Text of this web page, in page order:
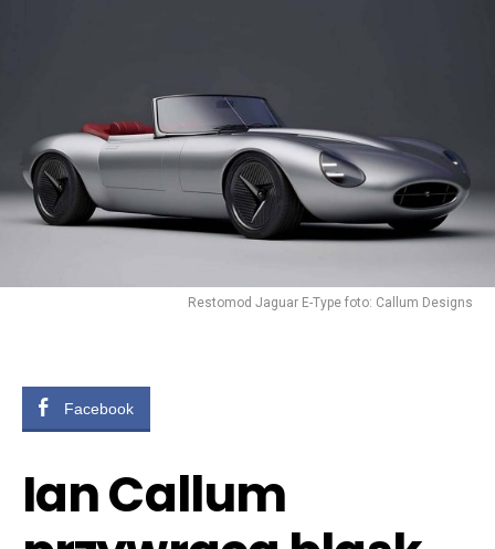
Restomod Jaguar E-Type foto: Callum Designs
Facebook
Ian Callum